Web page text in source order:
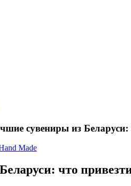
сувениры из
Made
что